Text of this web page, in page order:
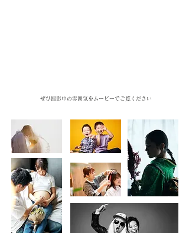
ぜひ撮影中の雰囲気をムービーでご覧ください